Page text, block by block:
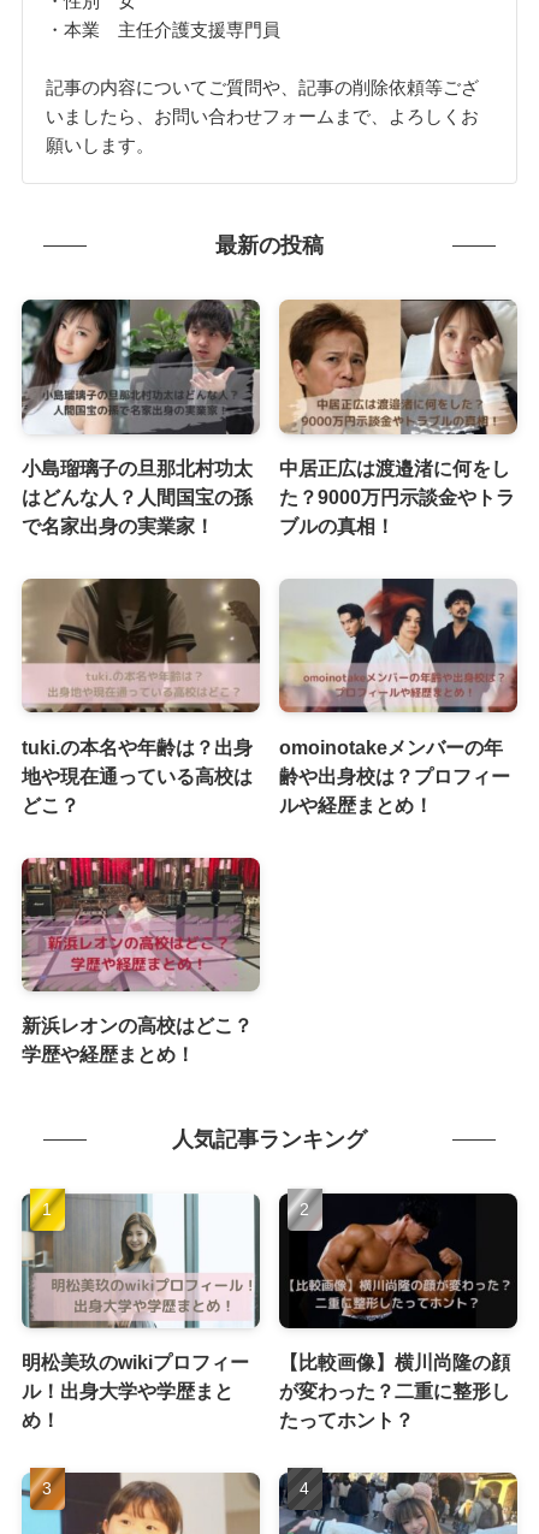
・本業 主任介護支援専門員
記事の内容についてご質問や、記事の削除依頼等ござ
いましたら、お問い合わせフォームまで、よろしくお
願いします。
最新の投稿
小島瑠璃子の旦那北村功太
はどんな人？人間国宝の孫
で名家出身の実業家！
中居正広は渡邉渚に何をし
た？9000万円示談金やトラ
ブルの真相！
tuki.の本名や年齢は？出身
地や現在通っている高校は
どこ？
omoinotakeメンバーの年
齢や出身校は？プロフィー
ルや経歴まとめ！
新浜レオンの高校はどこ？
学歴や経歴まとめ！
人気記事ランキング
明松美玖のwikiプロフィー
ル！出身大学や学歴まと
め！
【比較画像】横川尚隆の顔
が変わった？二重に整形し
たってホント？